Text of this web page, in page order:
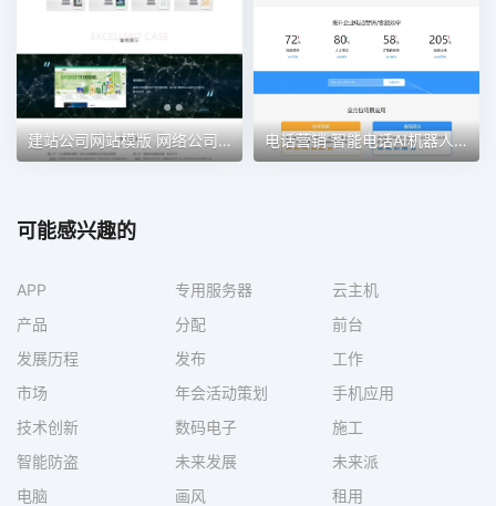
建站公司网站模版 网络公司 IT行业 电话营销 智能电话AI机器人语音软件网站模板
可能感兴趣的
APP 专用服务器
云主机
产品
分配
前台
发展历程
发布
工作
市场
年会活动策划
手机应用
技术创新
数码电子
施工
智能防盗
未来发展
未来派
电脑
画风
租用